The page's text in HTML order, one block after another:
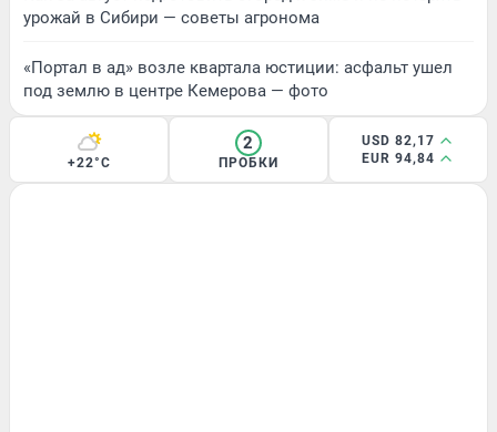
урожай в Сибири — советы агронома
«Портал в ад» возле квартала юстиции: асфальт ушел
под землю в центре Кемерова — фото
+22°C
2
ПРОБКИ
USD 82,17
EUR 94,84